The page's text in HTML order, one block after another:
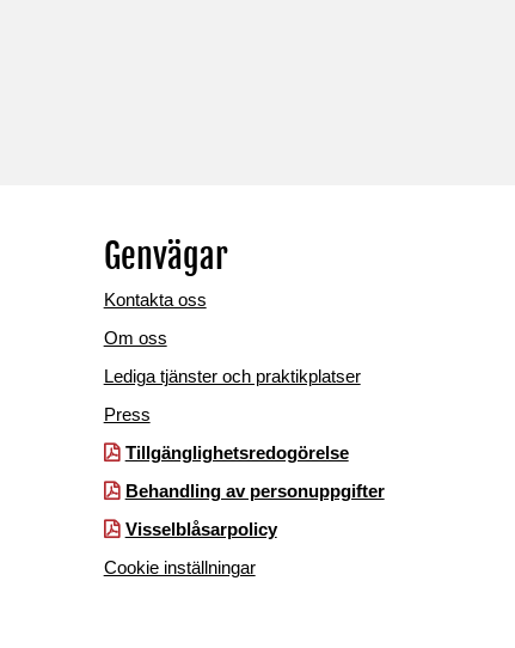
Genvägar
Kontakta oss
Om oss
Lediga tjänster och praktikplatser
Press
Tillgänglighetsredogörelse
Behandling av personuppgifter
Visselblåsarpolicy
Cookie inställningar